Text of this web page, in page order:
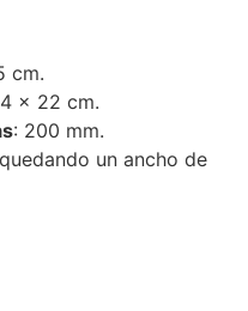
cm.
x 22 cm.
: 200 mm.
un ancho de